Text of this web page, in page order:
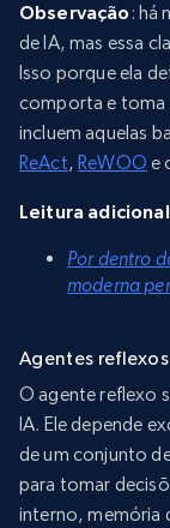
Observação : há
de IA, mas essa
Isso porque ela
comporta e toma
incluem aquelas
ReAct, ReWOO e
Leitura adicional
Por dentro
moderna
Agentes
O agente reflexo
IA. Ele depende
de um conjunto
para tomar
interno, memória